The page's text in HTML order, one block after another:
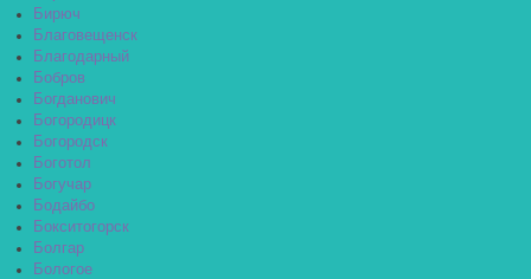
Бирюч
Благовещенск
Благодарный
Бобров
Богданович
Богородицк
Богородск
Боготол
Богучар
Бодайбо
Бокситогорск
Болгар
Бологое